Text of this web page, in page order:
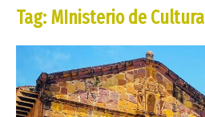
Tag: MInisterio de Cultura